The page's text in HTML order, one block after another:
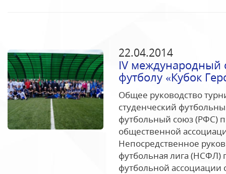
22.04.2014
IV международный
футболу «Кубок
Общее руководство
студенческий
футбольный союз (РФС)
общественной
Непосредственное
футбольная лига (НСФЛ)
футбольной ассоциации